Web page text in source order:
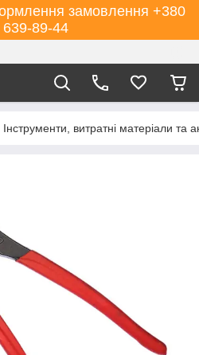
замовлення +380
639-89-44
Інструменти, витратні матеріали та